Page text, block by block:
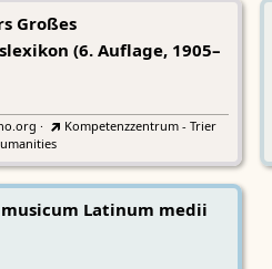
Großes
(6. Auflage, 1905–
·
Kompetenzzentrum - Trier
Latinum medii